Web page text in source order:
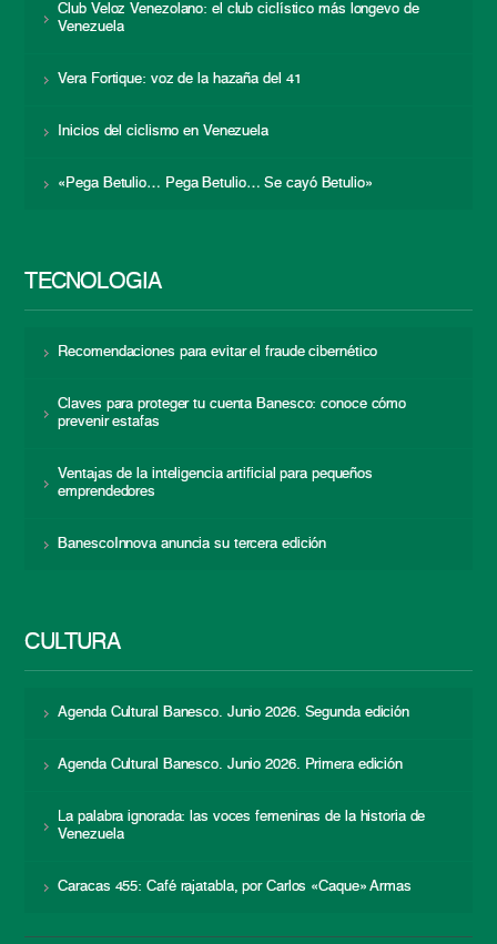
Club Veloz Venezolano: el club ciclístico más longevo de
Venezuela
Vera Fortique: voz de la hazaña del 41
Inicios del ciclismo en Venezuela
«Pega Betulio… Pega Betulio… Se cayó Betulio»
TECNOLOGÍA
Recomendaciones para evitar el fraude cibernético
Claves para proteger tu cuenta Banesco: conoce cómo
prevenir estafas
Ventajas de la inteligencia artificial para pequeños
emprendedores
BanescoInnova anuncia su tercera edición
CULTURA
Agenda Cultural Banesco. Junio 2026. Segunda edición
Agenda Cultural Banesco. Junio 2026. Primera edición
La palabra ignorada: las voces femeninas de la historia de
Venezuela
Caracas 455: Café rajatabla, por Carlos «Caque» Armas